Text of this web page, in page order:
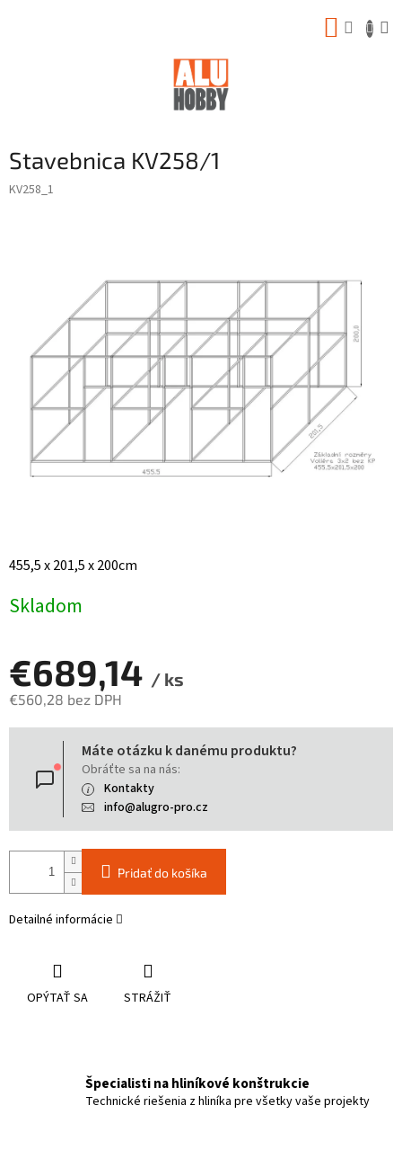
Stavebnica KV258/1
KV258_1
455,5 x 201,5 x 200cm
Skladom
€689,14 / ks
€560,28 bez DPH
Jednotková
Máte otázku k danému produktu?
Obráťte sa na nás:
Kontakty
info@alugro-pro.cz
Pridať do košíka
Detailné informácie
OPÝTAŤ SA STRÁŽIŤ
Špecialisti na hliníkové konštrukcie
Technické riešenia z hliníka pre všetky vaše projekty